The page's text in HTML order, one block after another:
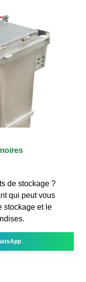
de stockage ?
qui peut vous
stockage et le